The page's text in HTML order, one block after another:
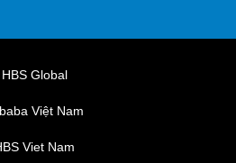
HBS Global
Việt Nam
Viet Nam